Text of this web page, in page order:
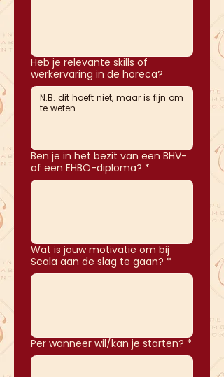
Heb je relevante skills of
werkervaring in de horeca?
Ben je in het bezit van een BHV-
of een EHBO-diploma? *
Wat is jouw motivatie om bij
Scala aan de slag te gaan? *
Per wanneer wil/kan je starten? *